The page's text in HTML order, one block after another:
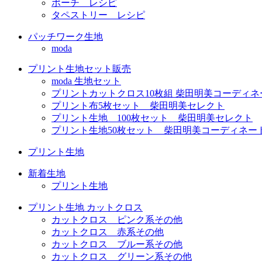
ポーチ レシピ
タペストリー レシピ
パッチワーク生地
moda
プリント生地セット販売
moda 生地セット
プリントカットクロス10枚組 柴田明美コーディネ
プリント布5枚セット 柴田明美セレクト
プリント生地 100枚セット 柴田明美セレクト
プリント生地50枚セット 柴田明美コーディネー
プリント生地
新着生地
プリント生地
プリント生地 カットクロス
カットクロス ピンク系その他
カットクロス 赤系その他
カットクロス ブルー系その他
カットクロス グリーン系その他